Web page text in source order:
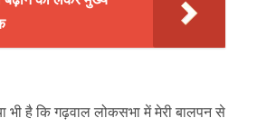
भी है कि गढ़वाल लोकसभा में मेरी बालपन से